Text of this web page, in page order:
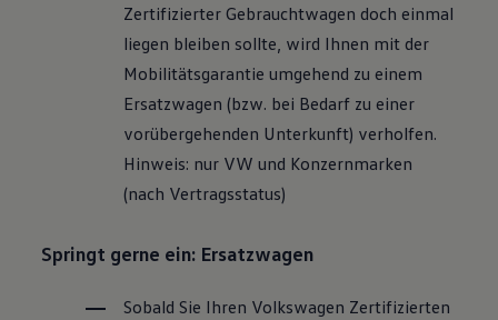
Zertifizierter Gebrauchtwagen doch einmal
liegen bleiben sollte, wird Ihnen mit der
Mobilitätsgarantie umgehend zu einem
Ersatzwagen (bzw. bei Bedarf zu einer
vorübergehenden Unterkunft) verholfen.
Hinweis: nur VW und Konzernmarken
(nach Vertragsstatus)
Springt gerne ein: Ersatzwagen
Sobald Sie Ihren Volkswagen Zertifizierten